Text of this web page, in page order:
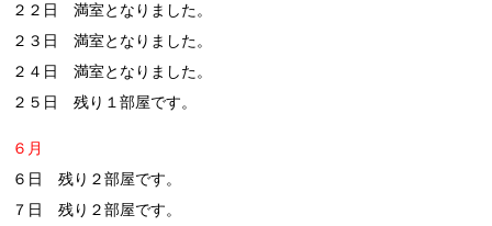
２２日 満室となりました。
２３日 満室となりました。
２４日 満室となりました。
２５日 残り１部屋です。
６月
６日 残り２部屋です。
７日 残り２部屋です。